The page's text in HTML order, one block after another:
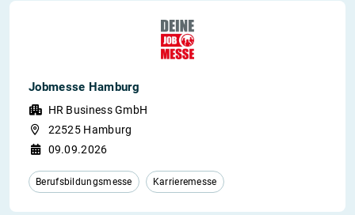
Jobmesse Hamburg
HR Business GmbH
22525 Hamburg
09.09.2026
Berufsbildungsmesse Karrieremesse